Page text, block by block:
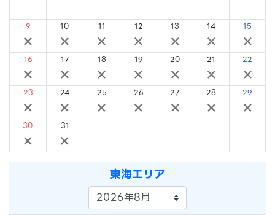
9
×
10
×
11
×
12
×
13
×
14
×
15
×
16
×
17
×
18
×
19
×
20
×
21
×
22
×
23
×
24
×
25
×
26
×
27
×
28
×
29
×
30
×
31
×
東海エリア